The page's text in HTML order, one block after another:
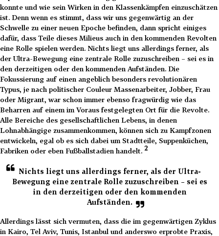
konnte und wie sein Wirken in den Klassenkämpfen einzuschätzen
ist. Denn wenn es stimmt, dass wir uns gegenwärtig an der
Schwelle zu einer neuen Epoche befinden, dann spricht einiges
dafür, dass Teile dieses Milieus auch in den kommenden Revolten
eine Rolle spielen werden. Nichts liegt uns allerdings ferner, als
der Ultra-Bewegung eine zentrale Rolle zuzuschreiben – sei es in
den derzeitigen oder den kommenden Aufständen. Die
Fokussierung auf einen angeblich besonders revolutionären
Typus, je nach politischer Couleur Massenarbeiter, Jobber, Frau
oder Migrant, war schon immer ebenso fragwürdig wie das
Beharren auf einem im Voraus festgelegten Ort für die Revolte.
Alle Bereiche des gesellschaftlichen Lebens, in denen
Lohnabhängige zusammenkommen, können sich zu Kampfzonen
entwickeln, egal ob es sich dabei um Stadtteile, Suppenküchen,
Fabriken oder eben Fußballstadien handelt. 2
Nichts liegt uns allerdings ferner, als der Ultra-
Bewegung eine zentrale Rolle zuzuschreiben – sei es
in den derzeitigen oder den kommenden
Aufständen.
Allerdings lässt sich vermuten, dass die im gegenwärtigen Zyklus
in Kairo, Tel Aviv, Tunis, Istanbul und anderswo erprobte Praxis,